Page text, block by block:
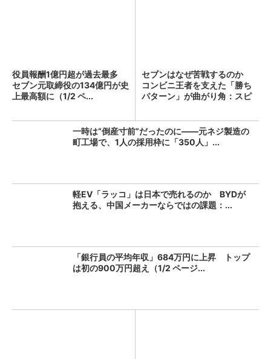
役員報酬1億円超が過去最多
セブン元取締役の134億円が史
上最高額に（1/2 ペ...
セブンはなぜ苦戦するのか
コンビニ王者を支えた「勝ち
パターン」が曲がり角：スピ
一時は“倒産寸前”だったのに――元ネジ製造の
町工場で、1人の採用枠に「350人」...
軽EV「ラッコ」は日本で売れるのか BYDが
抱える、中国メーカーならではの課題：...
「銀行員の平均年収」684万円に上昇 トップ
は初の900万円超え（1/2 ページ...